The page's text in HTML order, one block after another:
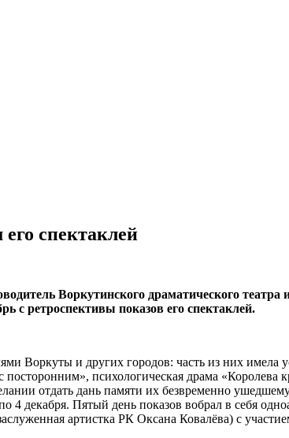
спектаклей
Воркутинского драматического
с ретроспективы показов его спектаклей.
Воркуты и других городов: часть из них имела
психологическая драма «Королева
отдать дань памяти их безвременно
4 декабря. Пятый день показов вобрал в себя
артистка РК Оксана Ковалёва) с